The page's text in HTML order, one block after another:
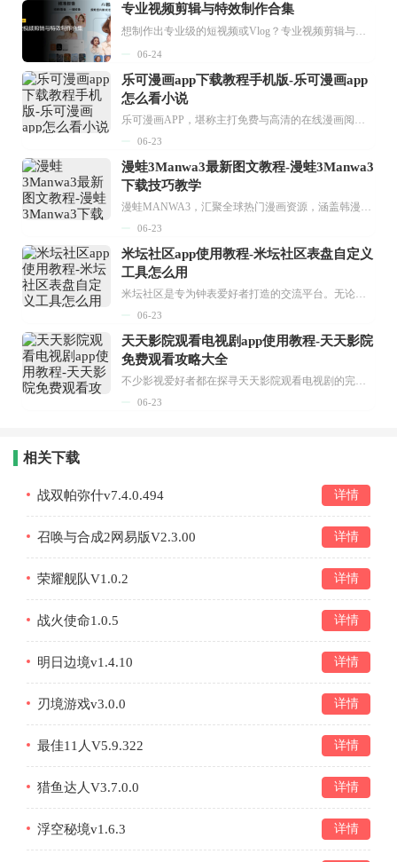
专业视频剪辑与特效制作合集
想制作出专业级的短视频或Vlog？专业视频剪辑与特效制作大全专题为你提供了从剪辑、抠像到特效包装的全套解决方案。无论是添加炫酷的片头、进行精准的视频抠图，还是制...
06-24
乐可漫画app下载教程手机版-乐可漫画app
怎么看小说
乐可漫画APP，堪称主打免费与高清的在线漫画阅读神器。其官方版提供海量完整版漫画资源，无论是国内漫画，还是日漫、韩漫、台漫、美漫等国外漫画，应有尽有，随时供你阅读。只需轻点一下，便能直接进入阅读界面。不仅如此，乐可漫画最新版本更新速度极快，在这里，你总能抢先看到全网一手漫画章节内容！...
06-23
漫蛙3Manwa3最新图文教程-漫蛙3Manwa3
下载技巧教学
漫蛙MANWA3，汇聚全球热门漫画资源，涵盖韩漫、欧美漫画、国漫等多种类型，题材丰富多样，全方位满足用户阅读喜好。它不仅是阅读平台，更是创作平台，为广大用户打造零门槛创作环境。...
06-23
米坛社区app使用教程-米坛社区表盘自定义
工具怎么用
米坛社区是专为钟表爱好者打造的交流平台。无论你是初涉钟表领域的普通爱好者，还是拥有多年收藏经验的资深玩家，都能在此找到属于自己的天地。 无需注册，就能轻松参与其中。通过专业的讨论论坛与丰富的交互功能，你可与世界各地的钟表爱好者畅快交流。若你钟情于钟表，米坛社区无疑是值得一试的理想之选。在这里，你能获取最新的手表资讯，交流见解，提升鉴赏品味，让每一块手表都成为收藏故事中重要的一部分。感兴趣的朋友，不要错过下载机会。...
06-23
天天影院观看电视剧app使用教程-天天影院
免费观看攻略大全
不少影视爱好者都在探寻天天影院观看电视剧的完整方法，结合最新平台使用规则，本篇新手入门攻略全面讲解观看渠道、检索流程、播放设置以及画面模式调整等实用内容。全文适配手机、电脑等主流设备，步骤简洁易懂，无论是初次使用的新手，还是想要优化观影体验的用户，都能参照内容快速上手，熟练掌握平台各项操作技巧，轻松畅享影视内容。...
06-23
相关下载
战双帕弥什v7.4.0.494 详情
召唤与合成2网易版V2.3.00 详情
荣耀舰队V1.0.2 详情
战火使命1.0.5 详情
明日边境v1.4.10 详情
刃境游戏v3.0.0 详情
最佳11人V5.9.322 详情
猎鱼达人V3.7.0.0 详情
浮空秘境v1.6.3 详情